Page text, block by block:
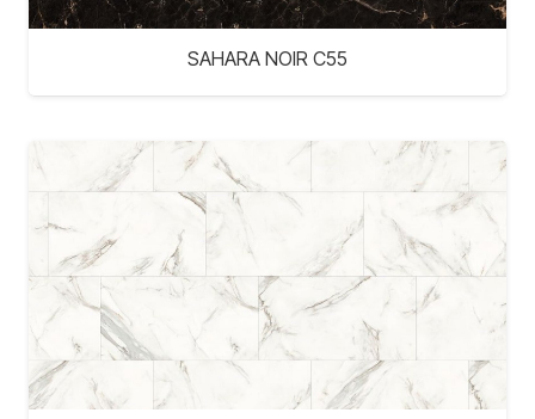
SAHARA NOIR C55